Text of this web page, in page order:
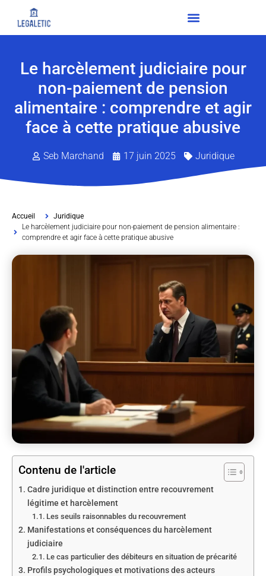
Le harcèlement judiciaire pour
non-paiement de pension
alimentaire : comprendre et agir
face à cette pratique abusive
Seb Marchand 17 juin 2025 Juridique
Accueil
Juridique
Le harcèlement judiciaire pour non-paiement de pension alimentaire :
comprendre et agir face à cette pratique abusive
Contenu de l'article
Cadre juridique et distinction entre recouvrement
légitime et harcèlement
Les seuils raisonnables du recouvrement
Manifestations et conséquences du harcèlement
judiciaire
Le cas particulier des débiteurs en situation de précarité
Profils psychologiques et motivations des acteurs